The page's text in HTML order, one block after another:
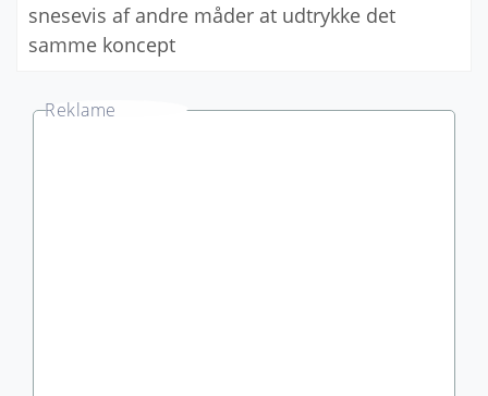
snesevis af andre måder at udtrykke det
samme koncept